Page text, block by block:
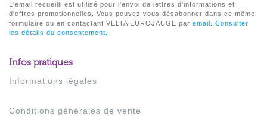
L'email recueilli est utilisé pour l'envoi de lettres d'informations et
d'offres promotionnelles. Vous pouvez vous désabonner dans ce même
formulaire ou en contactant VELTA EUROJAUGE par email . Consulter
les détails du consentement.
Infos pratiques
Informations légales
Conditions générales de vente